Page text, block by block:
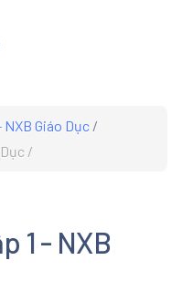
NXB Giáo Dục
1 - NXB